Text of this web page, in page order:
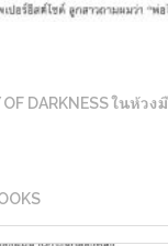
OF DARKNESS ในห้